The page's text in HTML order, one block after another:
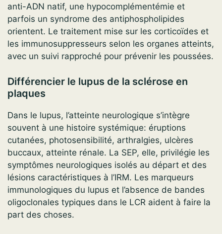
anti-ADN natif, une hypocomplémentémie et
parfois un syndrome des antiphospholipides
orientent. Le traitement mise sur les corticoïdes et
les immunosuppresseurs selon les organes atteints,
avec un suivi rapproché pour prévenir les poussées.
Différencier le lupus de la sclérose en
plaques
Dans le lupus, l’atteinte neurologique s’intègre
souvent à une histoire systémique: éruptions
cutanées, photosensibilité, arthralgies, ulcères
buccaux, atteinte rénale. La SEP, elle, privilégie les
symptômes neurologiques isolés au départ et des
lésions caractéristiques à l’IRM. Les marqueurs
immunologiques du lupus et l’absence de bandes
oligoclonales typiques dans le LCR aident à faire la
part des choses.